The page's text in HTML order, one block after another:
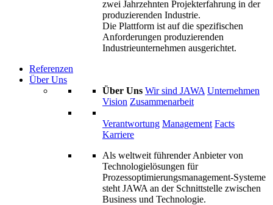
zwei Jahrzehnten Projekterfahrung in der
produzierenden Industrie.
Die Plattform ist auf die spezifischen
Anforderungen produzierenden
Industrieunternehmen ausgerichtet.
Referenzen
Über Uns
Über Uns Wir sind JAWA Unternehmen
Vision Zusammenarbeit
Verantwortung Management Facts
Karriere
Als weltweit führender Anbieter von
Technologielösungen für
Prozessoptimierungs­management-Systeme
steht JAWA an der Schnittstelle zwischen
Business und Technologie.